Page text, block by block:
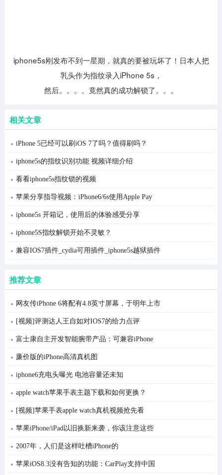
iphone5s刚发布不到一星期，就真的要被玩坏了！日本人把
乳头作为指纹录入iPhone 5s，
然后。。。。竟然真的成功解锁了。。。
相关文章
iPhone 5已经可以刷iOS 7了吗？值得刷吗？
iphone5s的指纹识别功能 视频详细介绍
看看iphone5s指纹锁的视频
苹果分享指导视频：iPhone6/6s使用Apple Pay
iphone5s 开箱记，使用后的体验感受分享
iphone5S指纹解锁开始不灵敏？
兼容IOS7插件_cydia可用插件_iphone5s越狱插件
推荐文章
网友传iPhone 6将配有4.8英寸屏幕，于明年上市
[视频]评测达人王自如对IOS7的给力点评
富士康自主开发智能腕带产品：可兼容iPhone
廉价版的iPhone高清真机图
iphone6充电头曝光 电池容量还未知
apple watch苹果手表主题下载和如何更换？
[视频]苹果手表apple watch真机视频抢先看
苹果iPhone/iPad以旧换新来袭，你该注意这些
2007年，人们是这样吐槽iPhone的
苹果iOS8.3没有告知的功能：CarPlay支持中国